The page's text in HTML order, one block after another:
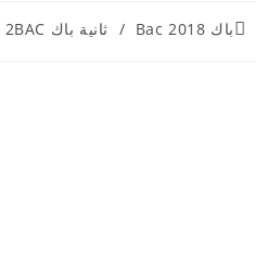
Postباك Bac 2018 / ثانية باك 2BAC